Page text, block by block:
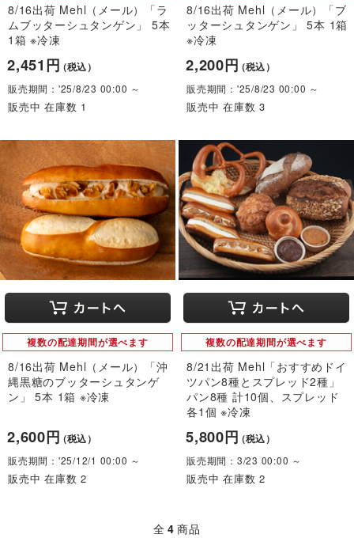
8/16出荷 Mehl（メール）「ラ
ムブッターシュタンゲン」 5本
1箱 ※冷凍
2,451円（税込）
販売期間：'25/8/23 00:00 ～
販売中 在庫数 1
8/16出荷 Mehl（メール）「ブ
ッターシュタンゲン」 5本 1箱
※冷凍
2,200円（税込）
販売期間：'25/8/23 00:00 ～
販売中 在庫数 3
複数の配達期間が選べます
8/16出荷 Mehl（メール）「沖
縄黒糖のブッターシュタンゲ
ン」 5本 1箱 ※冷凍
2,600円（税込）
販売期間：'25/12/1 00:00 ～
販売中 在庫数 2
複数の配達期間が選べます
8/21出荷 Mehl「おすすめドイ
ツパン8種とスプレッド2種」
パン8種 計10個、スプレッド
各1個 ※冷凍
5,800円（税込）
販売期間：3/23 00:00 ～
販売中 在庫数 2
全 4 商品